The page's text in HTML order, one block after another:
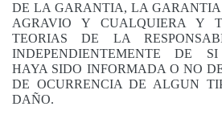
DE LA GARANTIA, LA GARANTIA
AGRAVIO Y CUALQUIERA Y
TEORIAS DE LA
INDEPENDIENTEMENTE DE
HAYA SIDO INFORMADA O NO
DE OCURRENCIA DE ALGUN
DAÑO.